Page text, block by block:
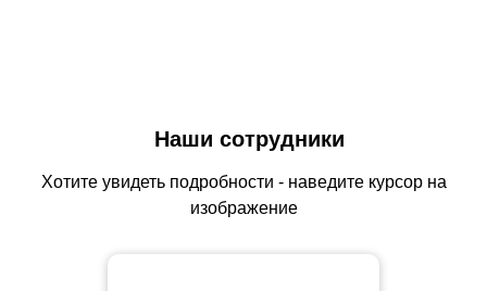
Наши сотрудники
Хотите увидеть подробности - наведите курсор на
изображение